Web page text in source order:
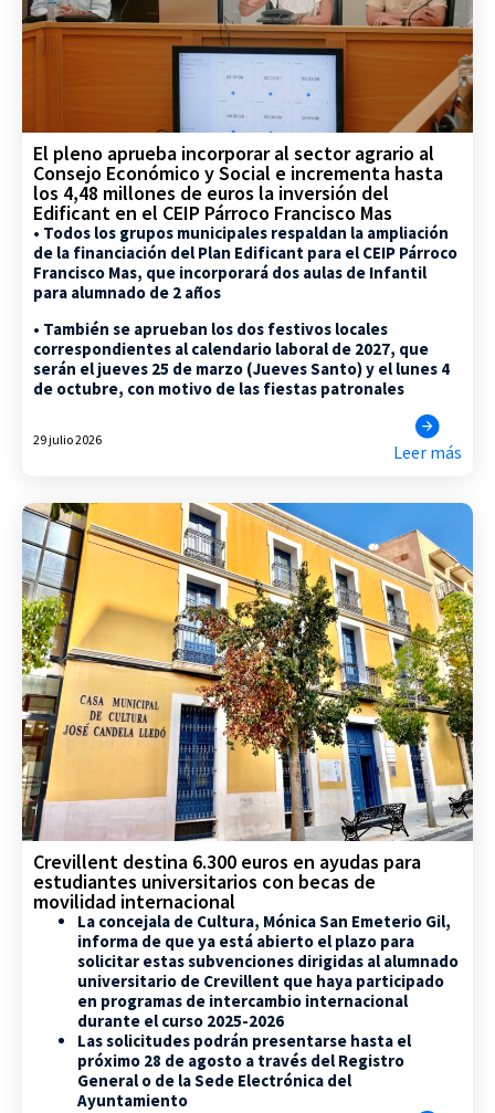
El pleno aprueba incorporar al sector agrario al
Consejo Económico y Social e incrementa hasta
los 4,48 millones de euros la inversión del
Edificant en el CEIP Párroco Francisco Mas
• Todos los grupos municipales respaldan la ampliación
de la financiación del Plan Edificant para el CEIP Párroco
Francisco Mas, que incorporará dos aulas de Infantil
para alumnado de 2 años
• También se aprueban los dos festivos locales
correspondientes al calendario laboral de 2027, que
serán el jueves 25 de marzo (Jueves Santo) y el lunes 4
de octubre, con motivo de las fiestas patronales
29 julio 2026
Leer más
Crevillent destina 6.300 euros en ayudas para
estudiantes universitarios con becas de
movilidad internacional
La concejala de Cultura, Mónica San Emeterio Gil,
informa de que ya está abierto el plazo para
solicitar estas subvenciones dirigidas al alumnado
universitario de Crevillent que haya participado
en programas de intercambio internacional
durante el curso 2025-2026
Las solicitudes podrán presentarse hasta el
próximo 28 de agosto a través del Registro
General o de la Sede Electrónica del
Ayuntamiento